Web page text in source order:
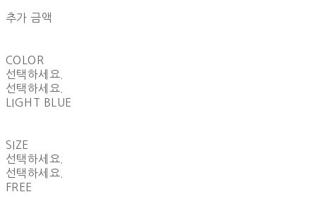
추가 금액
COLOR
선택하세요.
선택하세요.
LIGHT BLUE
SIZE
선택하세요.
선택하세요.
FREE